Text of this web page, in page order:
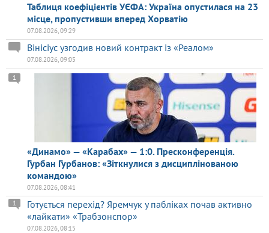
Таблиця коефіцієнтів УЄФА: Україна опустилася на 23
місце, пропустивши вперед Хорватію
07.08.2026, 09:29
Вінісіус узгодив новий контракт із «Реалом»
07.08.2026, 09:05
«Динамо» — «Карабах» — 1:0. Пресконференція.
Гурбан Гурбанов: «Зіткнулися з дисциплінованою
командою»
1
07.08.2026, 08:41
Готується перехід? Яремчук у пабліках почав активно
«лайкати» «Трабзонспор»
1
07.08.2026, 08:15